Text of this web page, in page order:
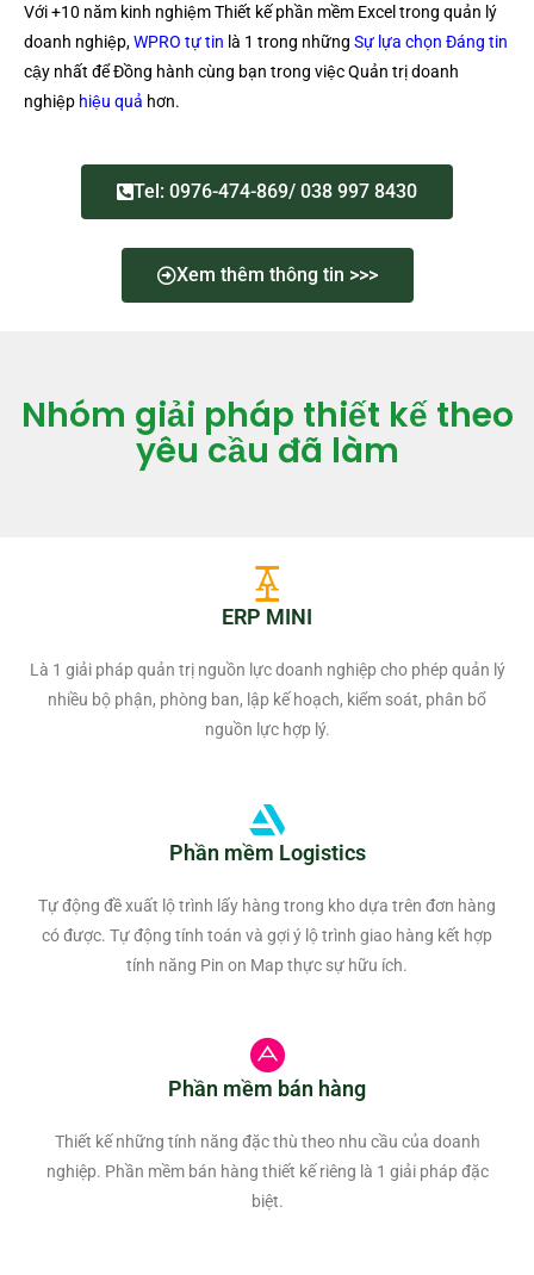
Với +10 năm kinh nghiệm Thiết kế phần mềm Excel trong quản lý
doanh nghiệp,WPRO tự tin là 1 trong những Sự lựa chọn Đáng tin
cậy nhất để Đồng hành cùng bạn trong việc Quản trị doanh
nghiệp hiệu quả hơn.
Tel: 0976-474-869/ 038 997 8430
Xem thêm thông tin >>>
Nhóm giải pháp thiết kế theo
yêu cầu đã làm​
ERP MINI
Là 1 giải pháp quản trị nguồn lực doanh nghiệp cho phép quản lý
nhiều bộ phận, phòng ban, lập kế hoạch, kiểm soát, phân bổ
nguồn lực hợp lý.
Phần mềm Logistics
Tự động đề xuất lộ trình lấy hàng trong kho dựa trên đơn hàng
có được. Tự động tính toán và gợi ý lộ trình giao hàng kết hợp
tính năng Pin on Map thực sự hữu ích.
Phần mềm bán hàng
Thiết kế những tính năng đặc thù theo nhu cầu của doanh
nghiệp. Phần mềm bán hàng thiết kế riêng là 1 giải pháp đặc
biệt.